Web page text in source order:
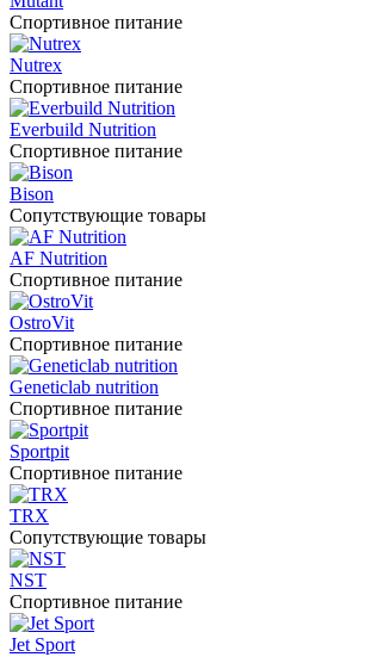
Спортивное питание
Nutrex
Спортивное питание
Everbuild Nutrition
Спортивное питание
Bison
Сопутствующие товары
AF Nutrition
Спортивное питание
OstroVit
Спортивное питание
Geneticlab nutrition
Спортивное питание
Sportpit
Спортивное питание
TRX
Сопутствующие товары
NST
Спортивное питание
Jet Sport